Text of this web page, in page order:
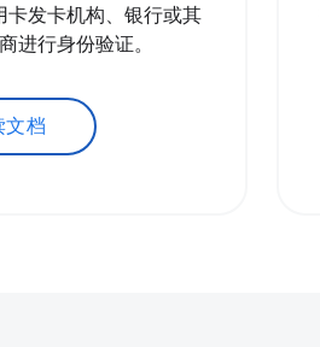
卡发卡机构、银行或其
进行身份验证。
文档